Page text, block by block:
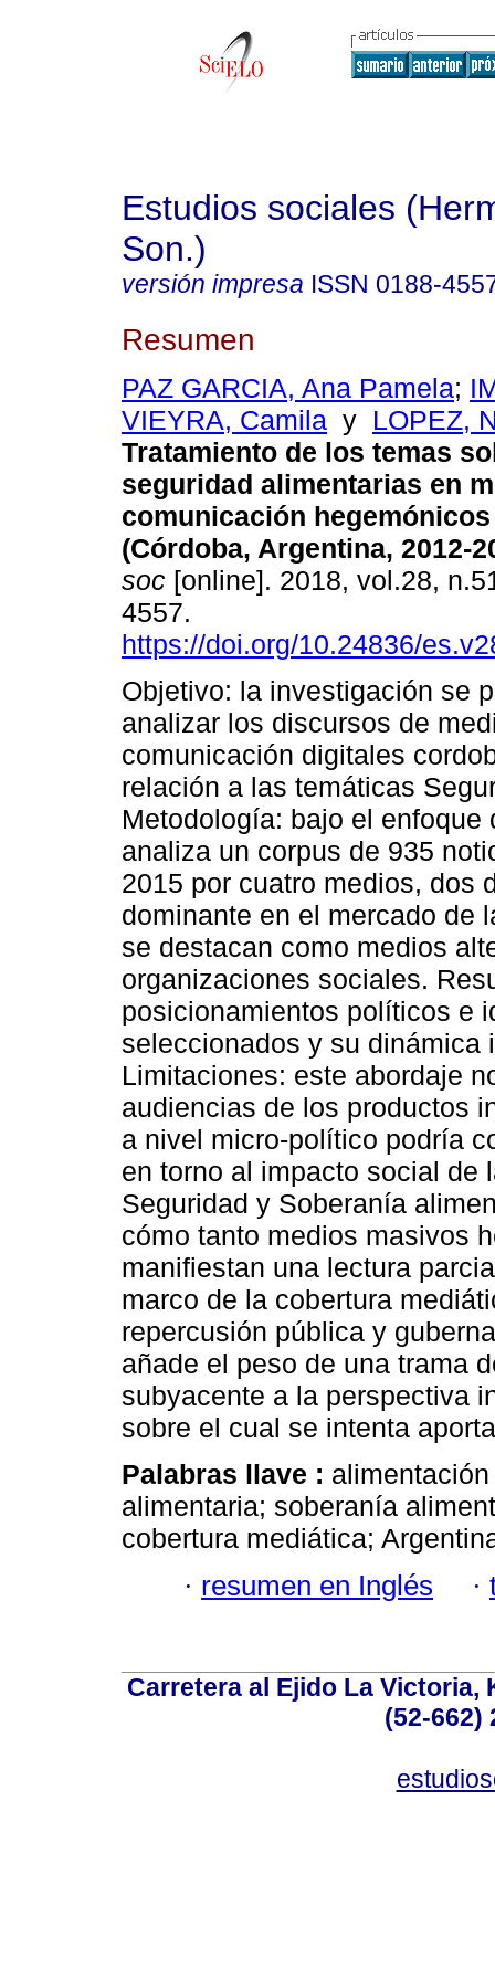
Estudios sociales
Son.)
versión impresa ISSN 0188-
Resumen
PAZ GARCIA, Ana Pamela;
VIEYRA, Camila y LOPEZ,
Tratamiento de los temas
seguridad alimentarias en
comunicación
(Córdoba, Argentina, 2012-
soc [online]. 2018, vol.28,
4557.
https://doi.org/10.24836/
Objetivo: la investigación se
analizar los discursos de
comunicación digitales
relación a las temáticas
Metodología: bajo el
analiza un corpus de 935
2015 por cuatro medios, dos
dominante en el mercado de
se destacan como medios
organizaciones sociales.
posicionamientos políticos e
seleccionados y su dinámica
Limitaciones: este abordaje
audiencias de los productos
a nivel micro-político podría
en torno al impacto social de
Seguridad y Soberanía
cómo tanto medios masivos
manifiestan una lectura
marco de la cobertura
repercusión pública y
añade el peso de una trama
subyacente a la perspectiva
sobre el cual se intenta
Palabras llave :
alimentaria; soberanía
cobertura mediática;
· resumen en Inglés ·
Carretera al Ejido La Victoria,
(52-662)